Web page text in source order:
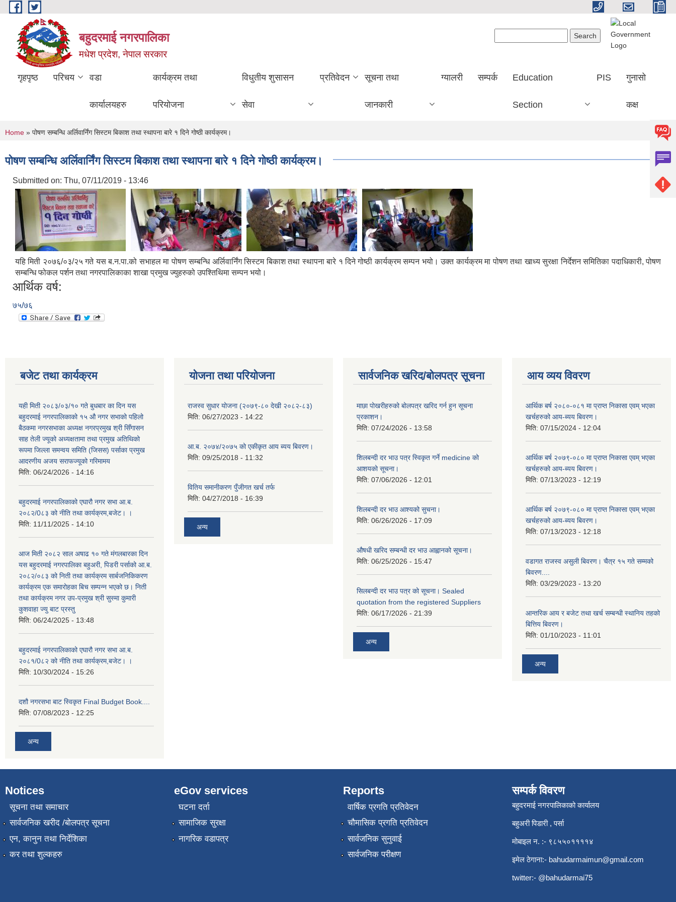
Skip to main content
बहुदरमाई नगरपालिका
मधेश प्रदेश, नेपाल सरकार
गृहपृष्ठ परिचय वडा
कार्यालयहरु
कार्यक्रम तथा
परियोजना
विधुतीय शुसासन
सेवा
प्रतिवेदन सूचना तथा
जानकारी
ग्यालरी सम्पर्क Education
Section
PIS गुनासो
कक्ष
You are here
Home » पोषण सम्बन्धि अर्लिवार्निंग सिस्टम बिकाश तथा स्थापना बारे १ दिने गोष्ठी कार्यक्रम।
पोषण सम्बन्धि अर्लिवार्निंग सिस्टम बिकाश तथा स्थापना बारे १ दिने गोष्ठी कार्यक्रम।
Submitted on: Thu, 07/11/2019 - 13:46
यहि मिती २०७६/०३/२५ गते यस ब.न.पा.को सभाहल मा पोषण सम्बन्धि अर्लिवार्निंग सिस्टम बिकाश तथा स्थापना बारे १ दिने गोष्ठी कार्यक्रम सम्पन भयो। उक्त कार्यक्रम मा पोषण तथा खाध्य सुरक्षा निर्देशन समितिका पदाधिकारी, पोषण
सम्बन्धि फोकल पर्शन तथा नगरपालिकाका शाखा प्रमुख ज्युहरुको उपश्तिथिमा सम्पन भयो।
आर्थिक वर्ष:
७५/७६
बजेट तथा कार्यक्रम
यही मिती २०८३/०३/१० गते बुधबार का दिन यस
बहुदरमाई नगरपालिकाको १५ औ नगर सभाको पहिलो
बैठकमा नगरसभाका अध्यक्ष नगरप्रमुख श्री सिँगासन
साह तेली ज्यूको अध्यक्षतामा तथा प्रमुख अतिथिको
रूपमा जिल्ला समन्वय समिति (जिसस) पर्साका प्रमुख
आदरणीय अजय सराफज्यूको गरिमामय
मिति: 06/24/2026 - 14:16
बहुदरमाई नगरपालिकाको एघारौ नगर सभा आ.ब.
२०८२/0८३ को नीति तथा कार्यक्रम,बजेट। ।
मिति: 11/11/2025 - 14:10
आज मिती २०८२ साल अषाढ १० गते मंगलबारका दिन
यस बहुदरमाई नगरपालिका बहुअरी, पिडरी पर्साको आ.ब.
२०८२/०८३ को निती तथा कार्यक्रम सार्बजनिकिकरण
कार्यक्रम एक समारोहका बिच सम्पन्न भएको छ। निती
तथा कार्यक्रम नगर उप-प्रमुख श्री सुस्मा कुमारी
कुशवाहा ज्यु बाट प्रस्तु
मिति: 06/24/2025 - 13:48
बहुदरमाई नगरपालिकाको एघारौ नगर सभा आ.ब.
२०८१/0८२ को नीति तथा कार्यक्रम,बजेट। ।
मिति: 10/30/2024 - 15:26
दशौ नगरसभा बाट स्विकृत Final Budget Book....
मिति: 07/08/2023 - 12:25
अन्य
योजना तथा परियोजना
राजस्व सुधार योजना (२०७९-८० देखी २०८२-८३)
मिति: 06/27/2023 - 14:22
आ.ब. २०७४/२०७५ को एकीकृत आय ब्यय बिवरण।
मिति: 09/25/2018 - 11:32
वितिय समानीकरण पुँजीगत खर्च तर्फ
मिति: 04/27/2018 - 16:39
अन्य
सार्वजनिक खरिद/बोलपत्र सूचना
माछा पोखरीहरुको बोलपत्र खरिद गर्न हुन सूचना
प्रकाशन।
मिति: 07/24/2026 - 13:58
शिलबन्दी दर भाउ पत्र स्विकृत गर्ने medicine को
आशयको सूचना।
मिति: 07/06/2026 - 12:01
शिलबन्दी दर भाउ आश्यको सुचना।
मिति: 06/26/2026 - 17:09
औषधी खरिद सम्बन्धी दर भाउ आह्वानको सूचना।
मिति: 06/25/2026 - 15:47
सिलबन्दी दर भाउ पत्र को सूचना। Sealed
quotation from the registered Suppliers
मिति: 06/17/2026 - 21:39
अन्य
आय व्यय विवरण
आर्थिक बर्ष २०८०-०८१ मा प्राप्त निकासा एवम् भएका
खर्चहरुको आय-ब्यय बिवरण।
मिति: 07/15/2024 - 12:04
आर्थिक बर्ष २०७९-०८० मा प्राप्त निकासा एवम् भएका
खर्चहरुको आय-ब्यय बिवरण।
मिति: 07/13/2023 - 12:19
आर्थिक बर्ष २०७९-०८० मा प्राप्त निकासा एवम् भएका
खर्चहरुको आय-ब्यय बिवरण।
मिति: 07/13/2023 - 12:18
वडागत राजस्व असुली बिवरण। चैत्र १५ गते सम्मको
बिवरण....
मिति: 03/29/2023 - 13:20
आन्तरिक आय र बजेट तथा खर्च सम्बन्धी स्थानिय तहको
बित्तिय बिवरण।
मिति: 01/10/2023 - 11:01
अन्य
Notices
सूचना तथा समाचार
सार्वजनिक खरीद /बोलपत्र सूचना
एन, कानुन तथा निर्देशिका
कर तथा शुल्कहरु
eGov services
घटना दर्ता
सामाजिक सुरक्षा
नागरिक वडापत्र
Reports
वार्षिक प्रगति प्रतिवेदन
चौमासिक प्रगति प्रतिवेदन
सार्वजनिक सुनुवाई
सार्वजनिक परीक्षण
सम्पर्क विवरण
बहुदरमाई नगरपालिकाको कार्यालय
बहुअरी पिडारी , पर्सा
मोबाइल न. :- ९८५५०११११४
इमेल ठेगाना:- bahudarmaimun@gmail.com
twitter:- @bahudarmai75